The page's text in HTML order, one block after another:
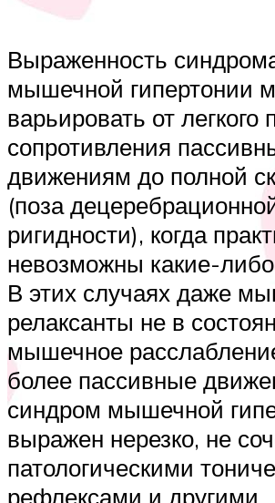
Выраженность
мышечной гипертонии
варьировать от
сопротивления
движениям до полной
(поза
ригидности), когда
невозможны какие-
В этих случаях даже
релаксанты не в
мышечное
более пассивные
синдром мышечной
выражен нерезко, не
патологическими
рефлексами и другими